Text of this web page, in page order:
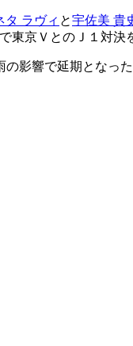
タ ラヴィ と宇佐美 貴
東京ＶとのＪ１対決
影響で延期となった